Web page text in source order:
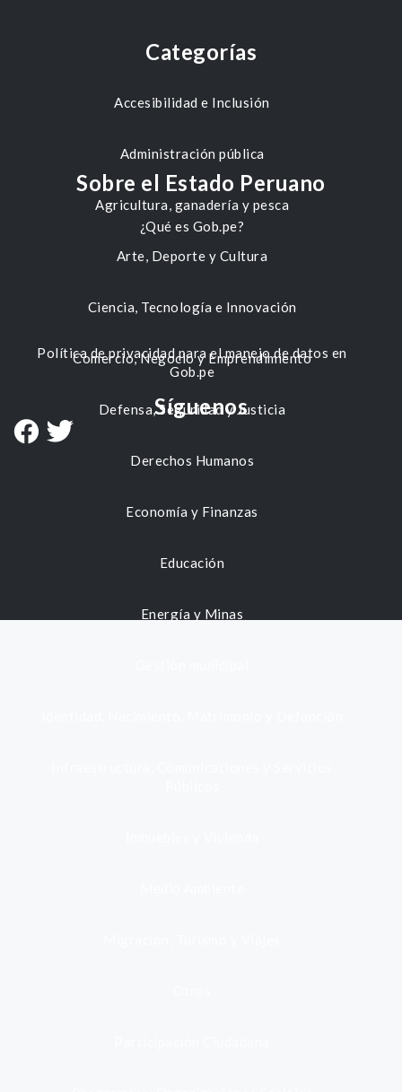
Categorías
Accesibilidad e Inclusión
Administración pública
Agricultura, ganadería y pesca
Arte, Deporte y Cultura
Ciencia, Tecnología e Innovación
Comercio, Negocio y Emprendimiento
Defensa, Seguridad y Justicia
Derechos Humanos
Economía y Finanzas
Educación
Energía y Minas
Sobre el Estado Peruano
¿Qué es Gob.pe?
Política de privacidad para el manejo de datos en
Gob.pe
Síguenos